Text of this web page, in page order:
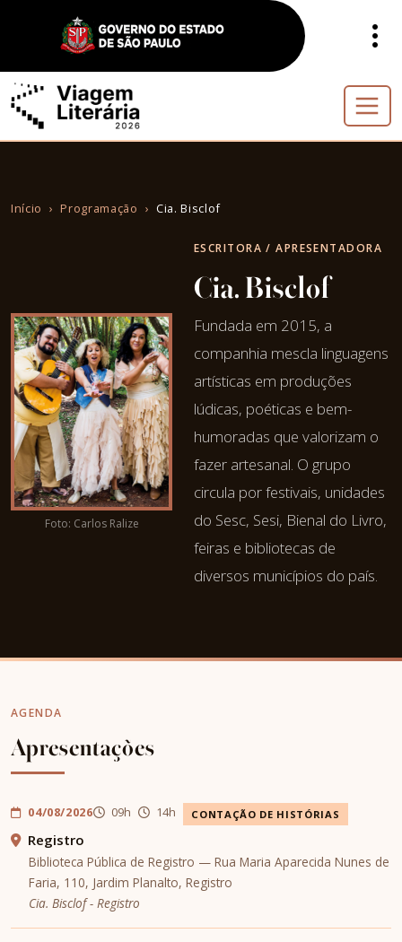
Início Programação Cia. Bisclof
Foto: Carlos Ralize
ESCRITORA / APRESENTADORA
Cia. Bisclof
Fundada em 2015, a
companhia mescla linguagens
artísticas em produções
lúdicas, poéticas e bem-
humoradas que valorizam o
fazer artesanal. O grupo
circula por festivais, unidades
do Sesc, Sesi, Bienal do Livro,
feiras e bibliotecas de
diversos municípios do país.
AGENDA
Apresentações
04/08/2026 09h 14h CONTAÇÃO DE HISTÓRIAS
Registro
Biblioteca Pública de Registro — Rua Maria Aparecida Nunes de
Faria, 110, Jardim Planalto, Registro
Cia. Bisclof - Registro